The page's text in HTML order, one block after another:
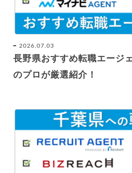
2026.07.03
長野県おすすめ転職エージ
のプロが厳選紹介！